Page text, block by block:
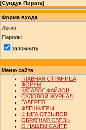
[Сундук Пирата]
Форма входа
Логин:
Пароль:
запомнить
Меню сайта
ГЛАВНАЯ СТРАНИЦА
ФОРУМ
КАТАЛОГ ФАЙЛОВ
СУДОВОЙ ЖУРНАЛ
ГАЛЕРЕЯ
ФЛЕШ-ИГРЫ
КНИГА ОТЗЫВОВ
ОБРАТНАЯ СВЯЗЬ
О НАШЕМ САЙТЕ